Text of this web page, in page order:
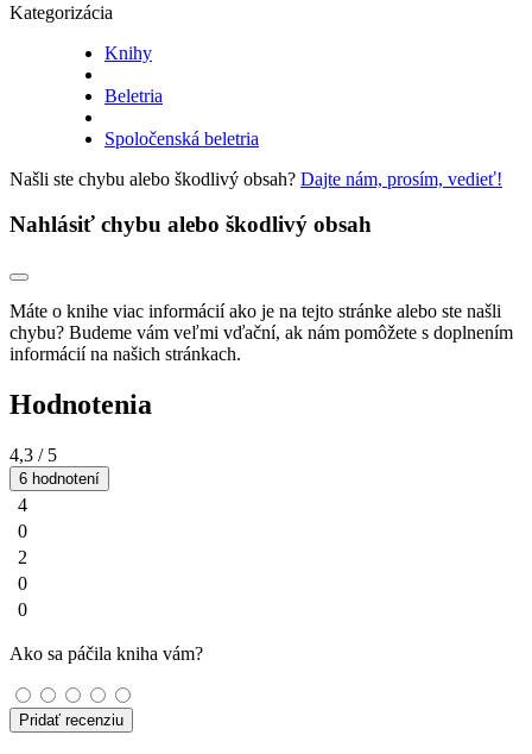
Kategorizácia
Knihy
Beletria
Spoločenská beletria
Našli ste chybu alebo škodlivý obsah? Dajte nám, prosím, vedieť!
Nahlásiť chybu alebo škodlivý obsah
Máte o knihe viac informácií ako je na tejto stránke alebo ste našli
chybu? Budeme vám veľmi vďační, ak nám pomôžete s doplnením
informácií na našich stránkach.
Hodnotenia
4,3 / 5
6 hodnotení
4
0
2
0
0
Ako sa páčila kniha vám?
Pridať recenziu